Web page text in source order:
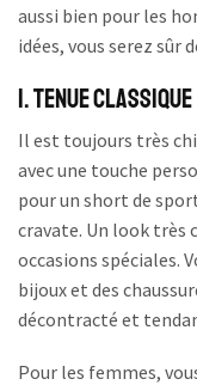
aussi bien pour les
idées, vous serez sûr
1. Tenue Classique
Il est toujours très
avec une touche
pour un short de
cravate. Un look
occasions spéciales.
bijoux et des
décontracté et
Pour les femmes,